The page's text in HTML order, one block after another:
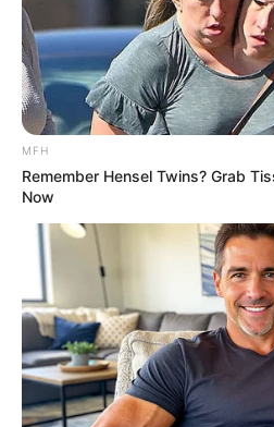
Co-stars Who Lost Control
BUZZDAY
MFH
Remember Hensel Twins? Grab
Now